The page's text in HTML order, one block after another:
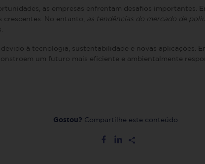
as empresas enfrentam desafios importantes.
crescentes. No entanto,
as tendências do mercado de
à tecnologia, sustentabilidade e novas aplicações.
um futuro mais eficiente e ambientalmente
Gostou? Compartilhe este conteúdo